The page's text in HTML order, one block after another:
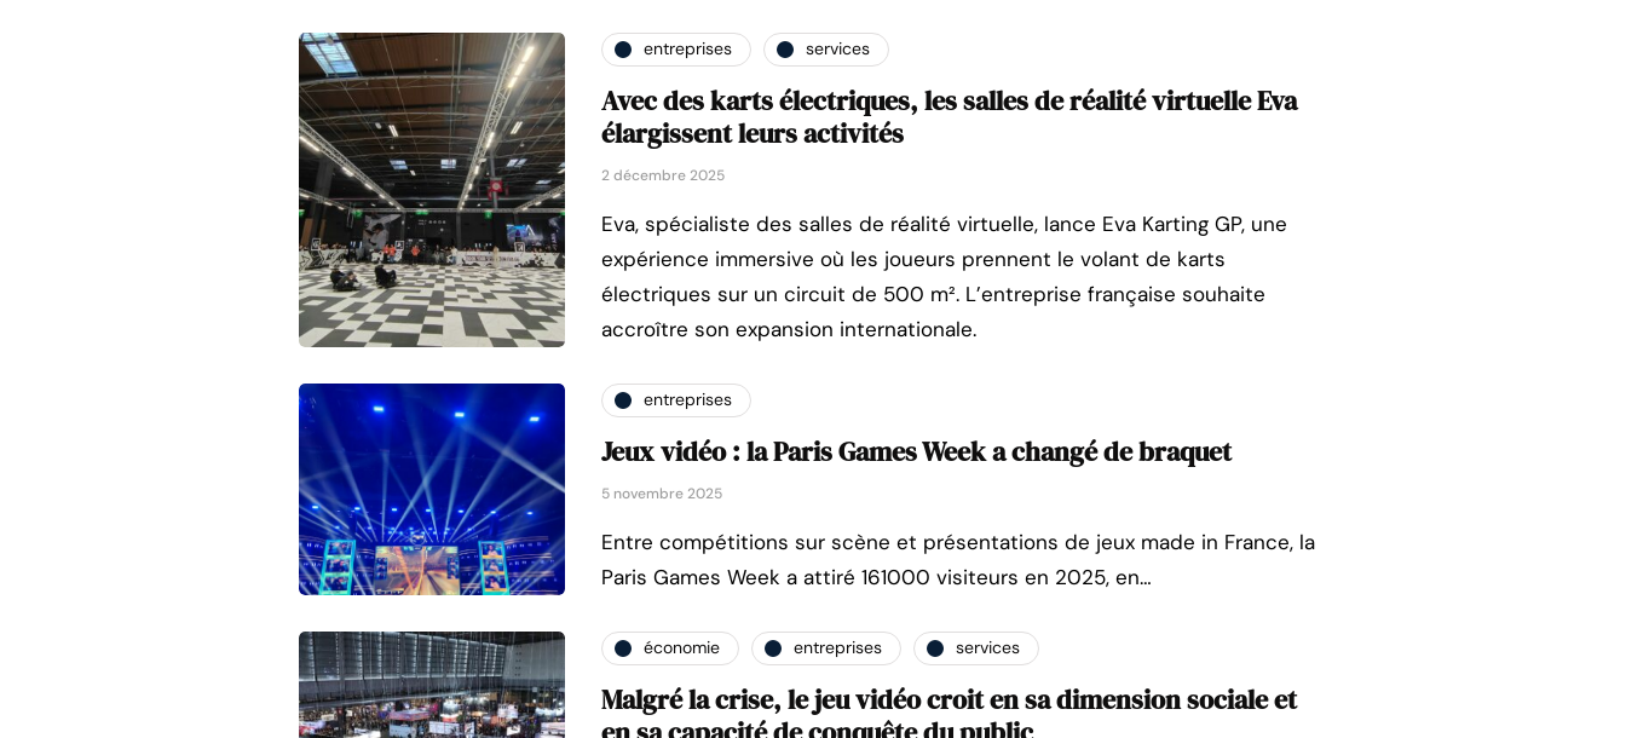
entreprises services
Avec des karts électriques, les salles de réalité virtuelle Eva
élargissent leurs activités
2 décembre 2025
Eva, spécialiste des salles de réalité virtuelle, lance Eva Karting GP, une
expérience immersive où les joueurs prennent le volant de karts
électriques sur un circuit de 500 m². L’entreprise française souhaite
accroître son expansion internationale.
entreprises
Jeux vidéo : la Paris Games Week a changé de braquet
5 novembre 2025
Entre compétitions sur scène et présentations de jeux made in France, la
Paris Games Week a attiré 161000 visiteurs en 2025, en…
économie entreprises services
Malgré la crise, le jeu vidéo croit en sa dimension sociale et